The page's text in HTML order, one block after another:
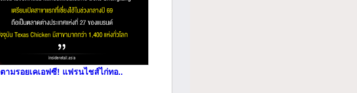
ตามรอยเคเอฟซี! แฟรนไชส์ไก่ทอ..